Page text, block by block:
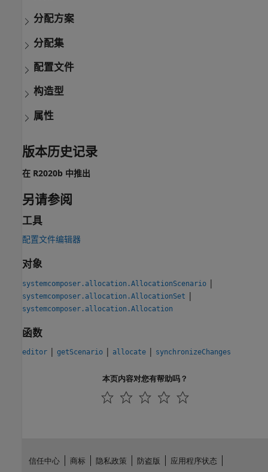
分配方案
分配集
配置文件
构造型
属性
版本历史记录
在 R2020b 中推出
另请参阅
工具
配置文件编辑器
对象
systemcomposer.allocation.AllocationScenario |
systemcomposer.allocation.AllocationSet |
systemcomposer.allocation.Allocation
函数
editor | getScenario | allocate | synchronizeChanges
本页内容对您有帮助吗？
信任中心 商标 隐私政策 防盗版
应用程序状态